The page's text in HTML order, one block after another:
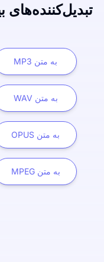
MP3 به متن
WAV به متن
OPUS به متن
MPEG به متن